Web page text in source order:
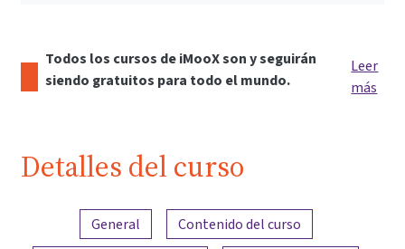
Todos los cursos de iMooX son y seguirán
siendo gratuitos para todo el mundo.
Leer
más
Detalles del curso
Resumen del contenido
General
Contenido del curso